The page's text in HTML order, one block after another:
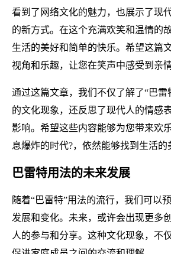
看到了网络文化的魅力，也展示了现
的新方式。在这个充满欢笑和温情的
生活的美好和简单的快乐。希望这篇
视角和乐趣，让您在笑声中感受到亲
通过这篇文章，我们不仅了解了“巴雷
的文化现象，还反思了现代人的情感
影响。希望这些内容能够为您带来欢
息爆炸的时代?，依然能够找到生活的
巴雷特用法的未来发展
随着“巴雷特”用法的流行，我们可以
发展和变化。未来，或许会出现更多
人的参与和分享。这种文化现象，不